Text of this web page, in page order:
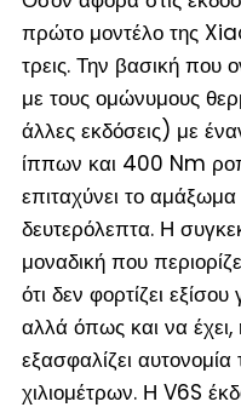
πρώτο μοντέλο της
τρεις. Την βασική που
με τους ομώνυμους
άλλες εκδόσεις) με
ίππων και 400 Nm
επιταχύνει το
δευτερόλεπτα. Η
μοναδική που
ότι δεν φορτίζει
αλλά όπως και να
εξασφαλίζει
χιλιομέτρων. Η V6S